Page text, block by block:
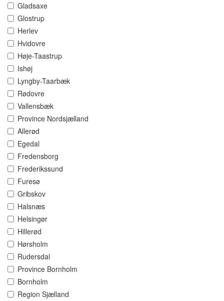
Gladsaxe
Glostrup
Herlev
Hvidovre
Høje-Taastrup
Ishøj
Lyngby-Taarbæk
Rødovre
Vallensbæk
Province Nordsjælland
Allerød
Egedal
Fredensborg
Frederikssund
Furesø
Gribskov
Halsnæs
Helsingør
Hillerød
Hørsholm
Rudersdal
Province Bornholm
Bornholm
Region Sjælland